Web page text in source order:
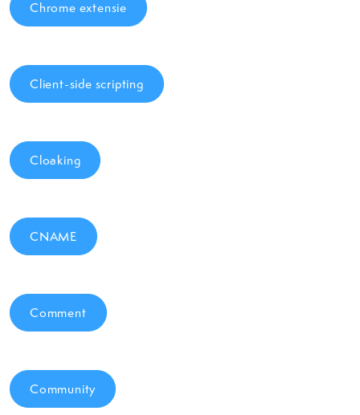
Chrome extensie
Client-side scripting
Cloaking
CNAME
Comment
Community